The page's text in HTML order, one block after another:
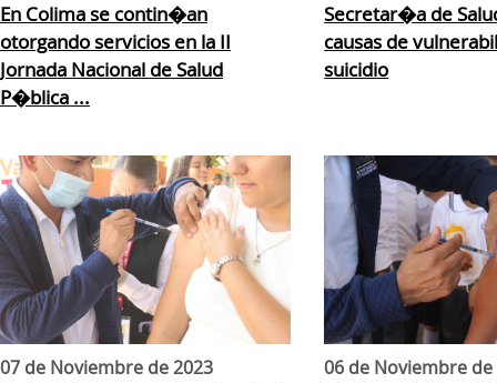
En Colima se contin�an
otorgando servicios en la II
Jornada Nacional de Salud
P�blica ...
Secretar�a de
causas de
suicidio
07 de Noviembre de 2023 06 de Noviembre de